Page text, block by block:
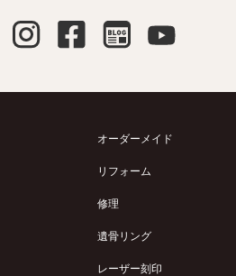
オーダーメイド
リフォーム
修理
遺骨リング
レーザー刻印